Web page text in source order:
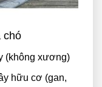
chó
(không xương)
hữu cơ (gan,